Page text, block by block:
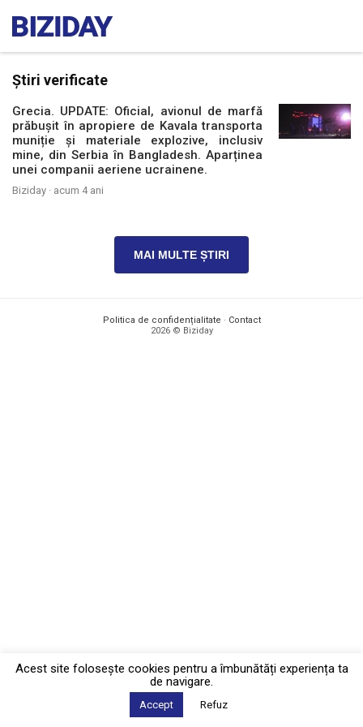
Știri verificate
Grecia. UPDATE: Oficial, avionul de marfă
prăbușit în apropiere de Kavala transporta
muniție și materiale explozive, inclusiv
mine, din Serbia în Bangladesh. Aparținea
unei companii aeriene ucrainene.
Biziday · acum 4 ani
MAI MULTE ȘTIRI
Politica de confidențialitate · Contact
2026 © Biziday
Acest site foloseşte cookies pentru a îmbunătăți experiența ta
de navigare.
Accept Refuz